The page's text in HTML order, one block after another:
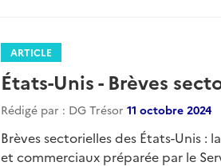
ARTICLE
États-Unis - Brèves
Rédigé par : DG Trésor 11 octobre 2024
Brèves sectorielles des États-Unis :
et commerciaux préparée par le